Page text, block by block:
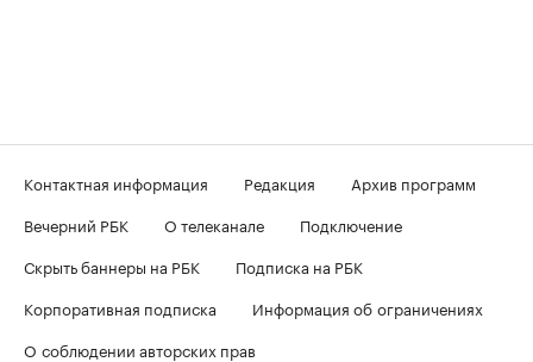
Контактная информация Редакция
Архив программ
Вечерний РБК
О телеканале
Подключение
Скрыть баннеры на РБК
Подписка на РБК
Корпоративная подписка
Информация об ограничениях
О соблюдении авторских прав